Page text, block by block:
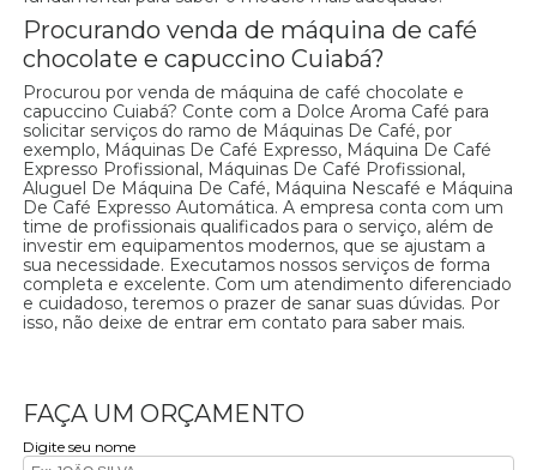
Procurando venda de máquina de café
chocolate e capuccino Cuiabá?
Procurou por venda de máquina de café chocolate e
capuccino Cuiabá? Conte com a Dolce Aroma Café para
solicitar serviços do ramo de Máquinas De Café, por
exemplo, Máquinas De Café Expresso, Máquina De Café
Expresso Profissional, Máquinas De Café Profissional,
Aluguel De Máquina De Café, Máquina Nescafé e Máquina
De Café Expresso Automática. A empresa conta com um
time de profissionais qualificados para o serviço, além de
investir em equipamentos modernos, que se ajustam a
sua necessidade. Executamos nossos serviços de forma
completa e excelente. Com um atendimento diferenciado
e cuidadoso, teremos o prazer de sanar suas dúvidas. Por
isso, não deixe de entrar em contato para saber mais.
FAÇA UM ORÇAMENTO
Digite seu nome